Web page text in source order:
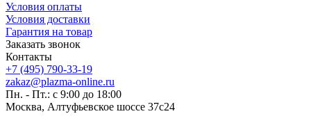
Условия оплаты
Условия доставки
Гарантия на товар
Заказать звонок
Контакты
+7 (495) 790-33-19
zakaz@plazma-online.ru
Пн. - Пт.: с 9:00 до 18:00
Москва, Алтуфьевское шоссе 37с24